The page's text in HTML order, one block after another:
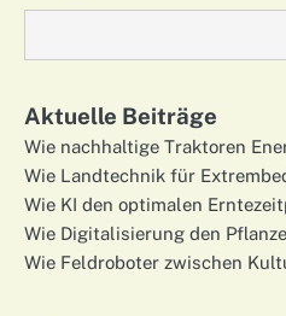
Aktuelle Beiträge
Wie nachhaltige Traktoren
Wie Landtechnik für
Wie KI den optimalen
Wie Digitalisierung den
Wie Feldroboter zwischen